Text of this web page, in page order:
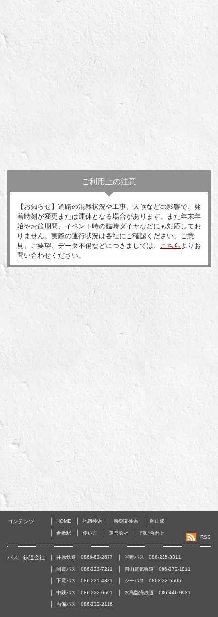
ご利用上の注意
【お知らせ】道路の混雑状況や工事、天候などの影響で、発
着時刻が変更または運休となる場合があります。また年末年
始やお盆期間、イベント時の臨時ダイヤなどにも対応してお
りません。実際の運行状況は各社にご確認ください。ご意
見、ご要望、データ不備などにつきましては、
こちら よりお
問い合わせください。
コンテンツ HOME 地図検索 時刻表検索 岡山駅
倉敷駅 使い方 運営会社
問い合わせ
RSS
バス、鉄道会社 井原鉄道 0866-63-2677 宇野バス 086-225-3311
岡電バス 086-223-7221 岡山電気軌道 086-272-1811
下電バス 086-231-4331 シーバス 0863-32-5505
中鉄バス 086-222-6601 水島臨海鉄道 086-446-0931
両備バス 086-232-2116